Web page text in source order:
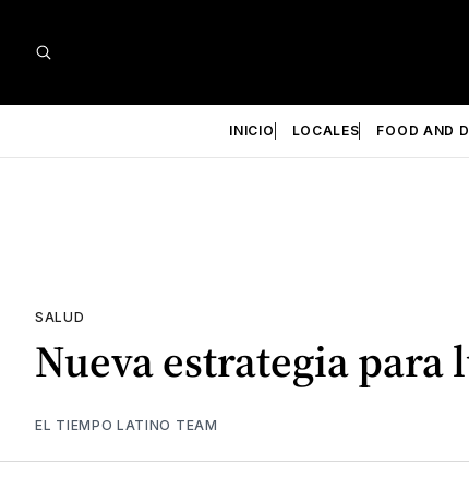
INICIO LOCALES FOOD AND
SALUD
Nueva estrategia
EL TIEMPO LATINO TEAM